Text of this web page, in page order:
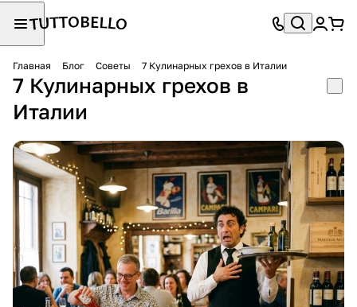
Главная Блог Советы 7 Кулинарных грехов в Италии
7 Кулинарных грехов в
Италии